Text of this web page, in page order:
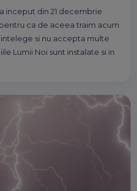
inceput din 21 decembrie
ca de aceea traim acum
si nu accepta multe
Lumii Noi sunt instalate si in